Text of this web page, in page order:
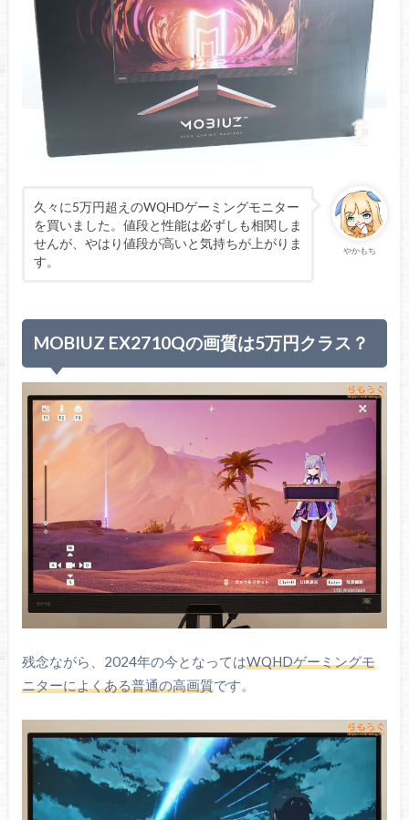
同期技術 AMD FreeSync Premium
※G-SYNC互換モード対応
スピーカー 2.1 ch（treVolo）
イヤホン（3.5 mm）端子あり
主な付属品
DisplayPortケーブル
HDMIケーブル
ACアダプター
電源ケーブル
重量
5.2 kg（パネルのみ）
保証
3年
やかもち
久々に5万円超えのWQHDゲーミングモニター
を買いました。値段と性能は必ずしも相関しま
せんが、やはり値段が高いと気持ちが上がりま
す。
MOBIUZ EX2710Qの画質は5万円クラス？
残念ながら、2024年の今となってはWQHDゲーミングモ
ニターによくある普通の高画質です。